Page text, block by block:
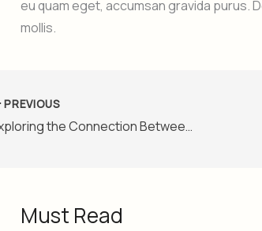
eu quam eget, accumsan gravida purus.
mollis.
PREVIOUS
Exploring the Connection Between Gut Health and Mental Well-being
Must Read